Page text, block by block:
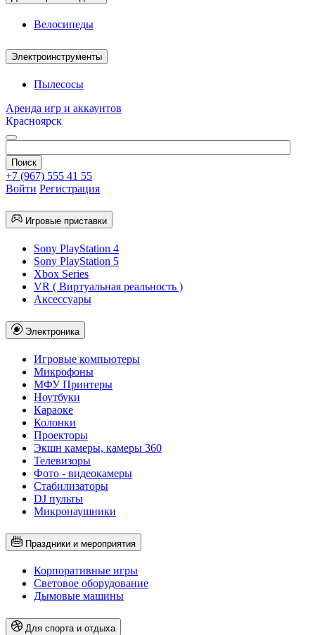
Велосипеды
Электроинструменты
Пылесосы
Аренда игр и аккаунтов
Красноярск
+7 (967) 555 41 55
Войти Регистрация
Игровые приставки
Sony PlayStation 4
Sony PlayStation 5
Xbox Series
VR ( Виртуальная реальность )
Аксессуары
Электроника
Игровые компьютеры
Микрофоны
МФУ Принтеры
Ноутбуки
Караоке
Колонки
Проекторы
Экшн камеры, камеры 360
Телевизоры
Фото - видеокамеры
Стабилизаторы
DJ пульты
Микронаушники
Праздники и мероприятия
Корпоративные игры
Световое оборудование
Дымовые машины
Для спорта и отдыха